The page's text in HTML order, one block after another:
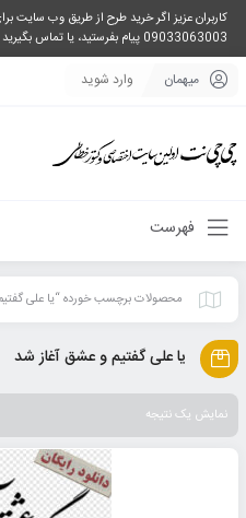
کاربران عزیز اگر خرید طرح از طریق وب سایت
09033063003 پیام بفرستید، یا تماس بگیرید و طرح مورد نظر خود را دریافت نمایید.
میهمان وارد شوید
فهرست
محصولات برچسب خورده “یا علی
یا علی گفتیم و عشق آغاز شد
نمایش یک نتیجه